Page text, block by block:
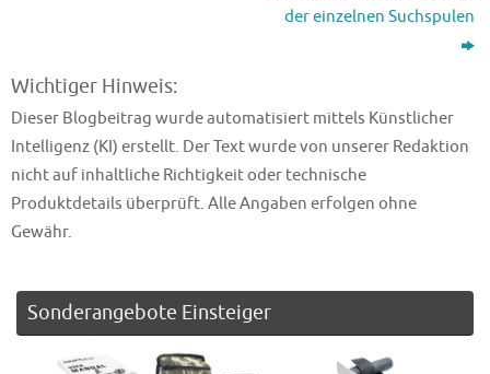
der einzelnen Suchspulen
Wichtiger Hinweis:
Dieser Blogbeitrag wurde automatisiert mittels Künstlicher
Intelligenz (KI) erstellt. Der Text wurde von unserer Redaktion
nicht auf inhaltliche Richtigkeit oder technische
Produktdetails überprüft. Alle Angaben erfolgen ohne
Gewähr.
Sonderangebote Einsteiger